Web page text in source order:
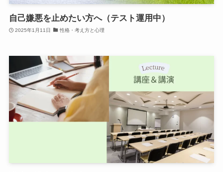
自己嫌悪を止めたい方へ（テスト運用中）
2025年1月11日 性格・考え方と心理